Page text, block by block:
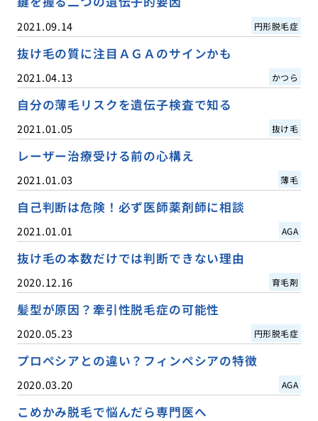
2021.09.14 円形脱毛症
抜け毛の質に注目ＡＧＡのサインかも
2021.04.13 かつら
自分の薄毛リスクを遺伝子検査で知る
2021.01.05 抜け毛
レーザー治療受ける前の心構え
2021.01.03 薄毛
自己判断は危険！必ず医師薬剤師に相談
2021.01.01 AGA
抜け毛の本数だけでは判断できない理由
2020.12.16 育毛剤
髪型が原因？牽引性脱毛症の可能性
2020.05.23 円形脱毛症
プロペシアとの違い？フィンペシアの特徴
2020.03.20 AGA
こめかみ脱毛で悩んだら専門医へ